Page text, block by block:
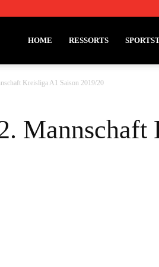
HOME RESSORTS
Kreisliga A1 Saison 2019/20
Mannschaft